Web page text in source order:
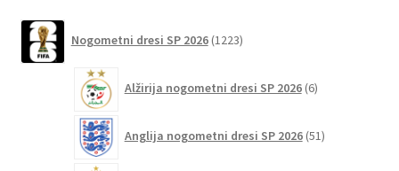
Nogometni dresi SP 2026 1223izdelkov
Alžirija nogometni dresi SP 2026 6izdelkov
Anglija nogometni dresi SP 2026 51izdelkov